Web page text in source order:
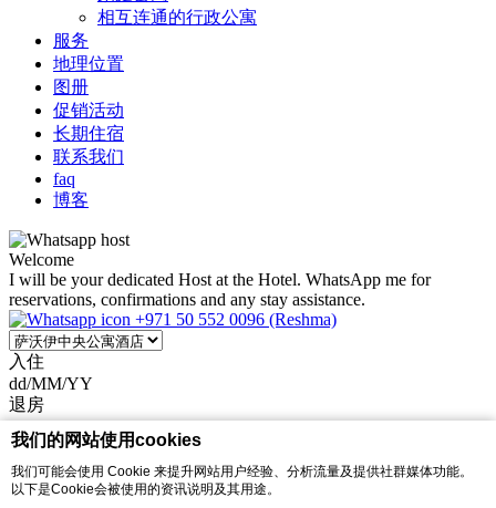
我们的网站使用cookies
我们可能会使用 Cookie 来提升网站用户经验、分析流量及提供社群媒体功能。
以下是Cookie会被使用的资讯说明及其用途。
相互连通的行政公寓
服务
地理位置
图册
促销活动
长期住宿
联系我们
faq
博客
Welcome
I will be your dedicated Host at the Hotel. WhatsApp me for
reservations, confirmations and any stay assistance.
+971 50 552 0096 (Reshma)
入住
dd/MM/YY
退房
dd/MM/YY
优惠代码
马上预订